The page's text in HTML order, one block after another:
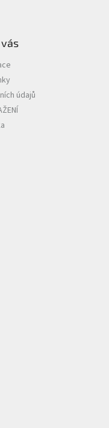
údajů